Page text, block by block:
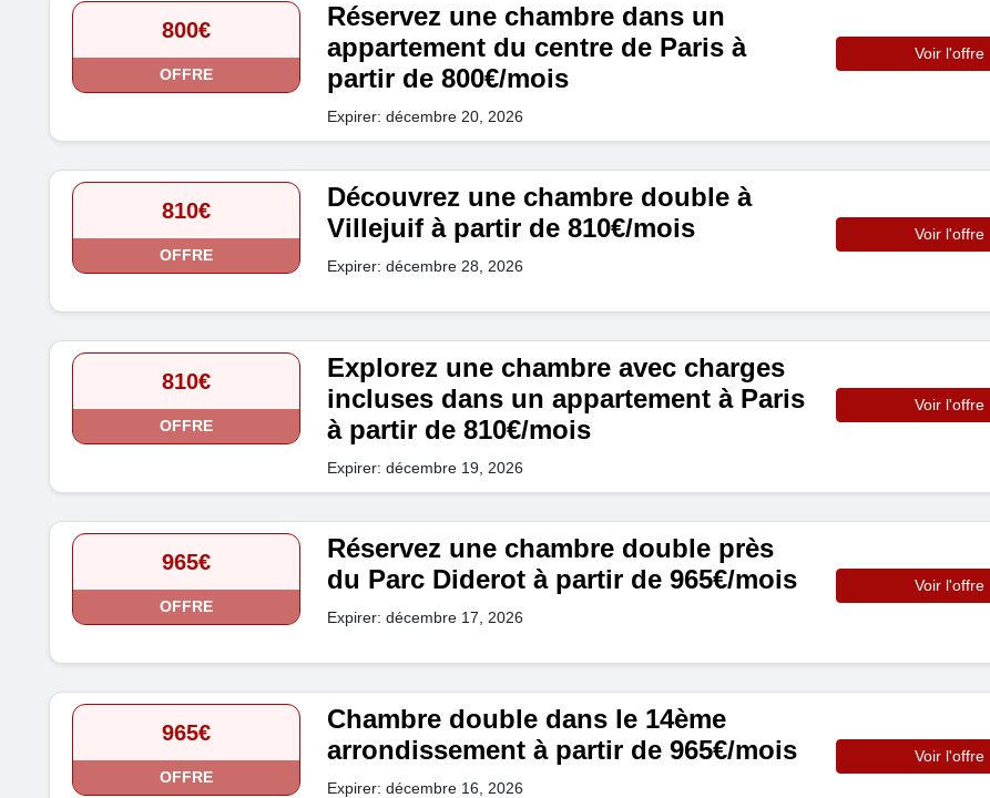
800€
OFFRE
Réservez une chambre dans un
appartement du centre de Paris à
partir de 800€/mois
Expirer: décembre 20, 2026
Voir l'offre
810€
OFFRE
Découvrez une chambre double à
Villejuif à partir de 810€/mois
Expirer: décembre 28, 2026
Voir l'offre
810€
OFFRE
Explorez une chambre avec charges
incluses dans un appartement à Paris
à partir de 810€/mois
Expirer: décembre 19, 2026
Voir l'offre
965€
OFFRE
Réservez une chambre double près
du Parc Diderot à partir de 965€/mois
Expirer: décembre 17, 2026
Voir l'offre
965€
OFFRE
Chambre double dans le 14ème
arrondissement à partir de 965€/mois
Expirer: décembre 16, 2026
Voir l'offre